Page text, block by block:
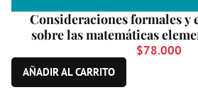
Consideraciones formales y
sobre las matemáticas
punto de vista
$78.000
AÑADIR AL CARRITO